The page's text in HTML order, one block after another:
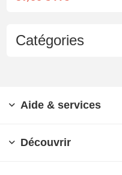
Catégories
Aide & services
Découvrir